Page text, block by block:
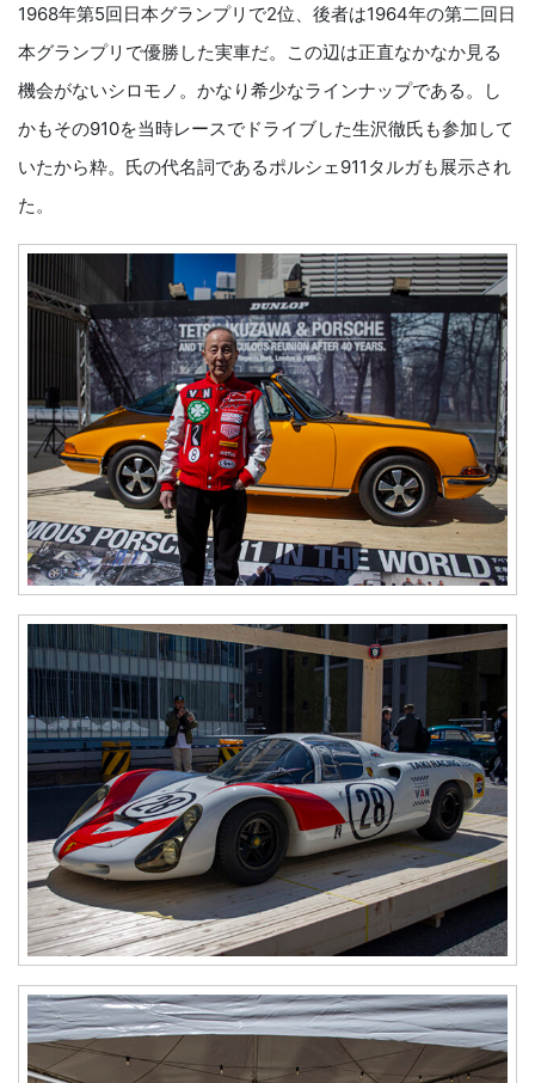
1968年第5回日本グランプリで2位、後者は1964年の第二回日
本グランプリで優勝した実車だ。この辺は正直なかなか見る
機会がないシロモノ。かなり希少なラインナップである。し
かもその910を当時レースでドライブした生沢徹氏も参加して
いたから粋。氏の代名詞であるポルシェ911タルガも展示され
た。